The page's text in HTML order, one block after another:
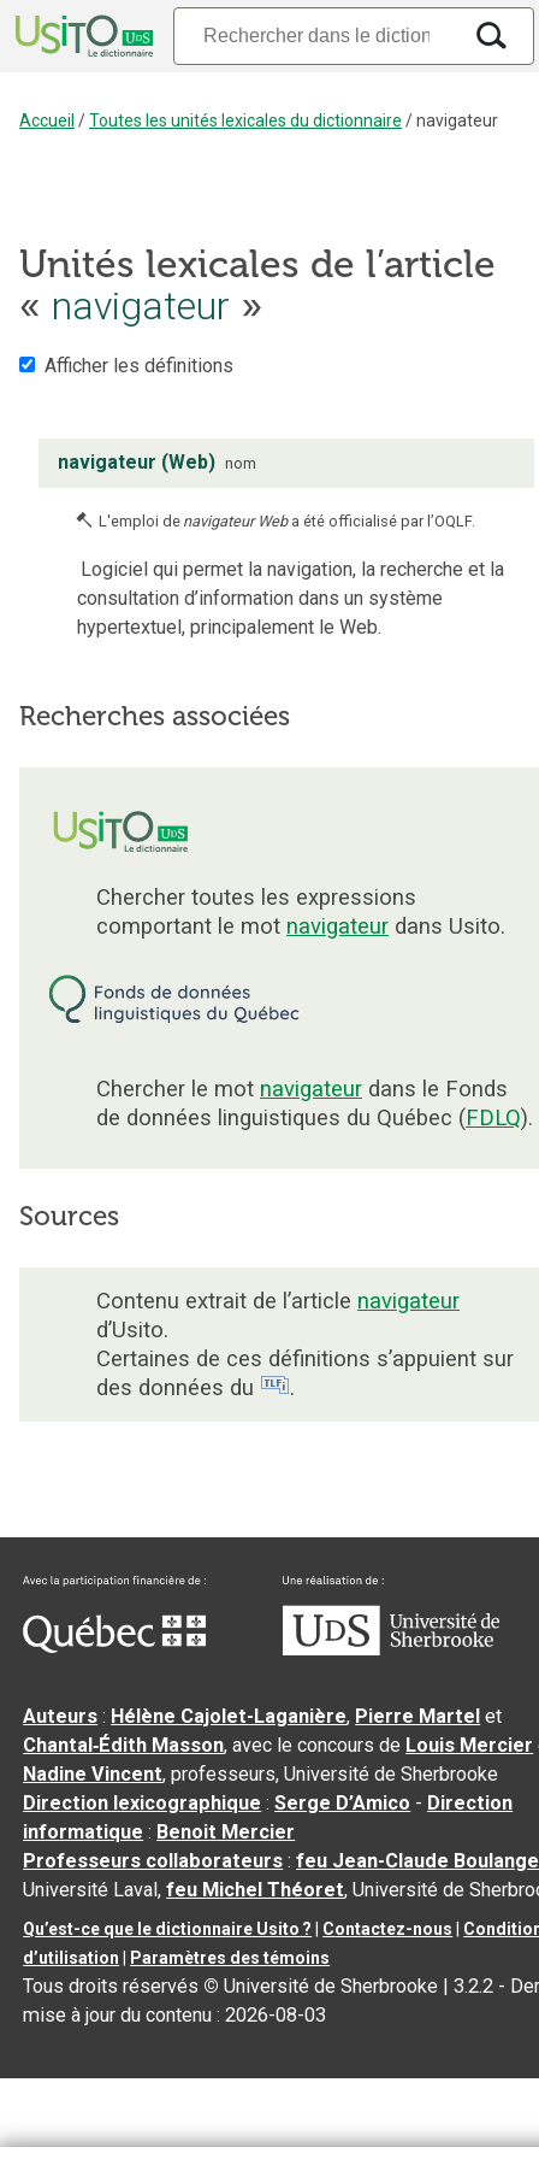
Accueil /Toutes les unités lexicales du dictionnaire /navigateur
Unités lexicales de l’article
« navigateur »
Afficher les définitions
navigateur (Web) nom
L'emploi de navigateur Web a été officialisé par l’OQLF.
Logiciel qui permet la navigation, la recherche et la
consultation d’information dans un système
hypertextuel, principalement le Web.
Recherches associées
Chercher toutes les expressions
comportant le mot navigateur dans Usito.
Chercher le mot navigateur dans le Fonds
de données linguistiques du Québec (FDLQ).
Sources
Contenu extrait de l’article navigateur
d’Usito.
Certaines de ces définitions s’appuient sur
des données du
.
Auteurs : Hélène Cajolet-Laganière, Pierre Martel et
Chantal‑Édith Masson, avec le concours de Louis Mercier
Nadine Vincent, professeurs, Université de Sherbrooke
Direction lexicographique :Serge D’Amico - Direction
informatique : Benoit Mercier
Professeurs collaborateurs :feu Jean-Claude
Université Laval,feu Michel Théoret, Université de
Qu’est-ce que le dictionnaire Usito ? Contactez-nous
d’utilisation
Paramètres des témoins
Tous droits réservés © Université de Sherbrooke |3.2.2 -
mise à jour du contenu :2026-08-03